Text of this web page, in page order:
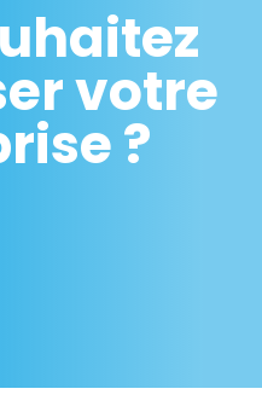
votre
?